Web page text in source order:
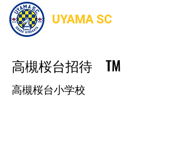
UYAMA SC
高槻桜台招待 TM
高槻桜台小学校